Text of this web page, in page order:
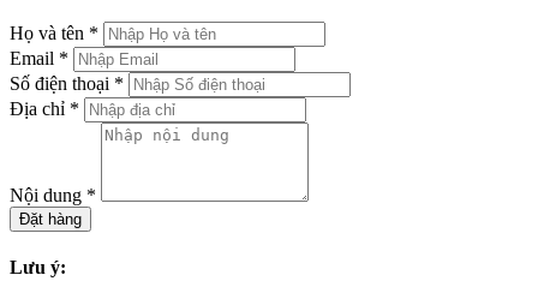
Họ và tên *
Email *
Số điện thoại *
Địa chỉ *
Nội dung *
Đặt hàng
Lưu ý: